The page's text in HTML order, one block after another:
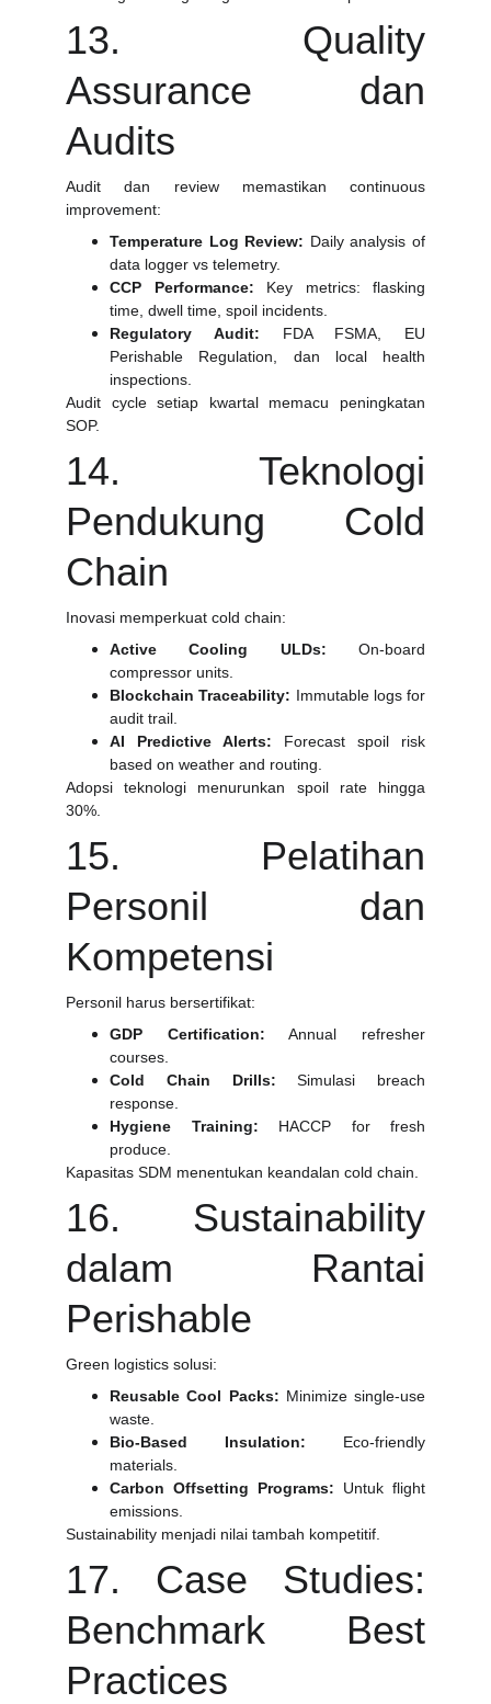
13. Quality
Assurance dan
Audits
Audit dan review memastikan continuous
improvement:
Temperature Log Review: Daily analysis of
data logger vs telemetry.
CCP Performance: Key metrics: flasking
time, dwell time, spoil incidents.
Regulatory Audit: FDA FSMA, EU
Perishable Regulation, dan local health
inspections.
Audit cycle setiap kwartal memacu peningkatan
SOP.
14. Teknologi
Pendukung Cold
Chain
Inovasi memperkuat cold chain:
Active Cooling ULDs: On-board
compressor units.
Blockchain Traceability: Immutable logs for
audit trail.
AI Predictive Alerts: Forecast spoil risk
based on weather and routing.
Adopsi teknologi menurunkan spoil rate hingga
30%.
15. Pelatihan
Personil dan
Kompetensi
Personil harus bersertifikat:
GDP Certification: Annual refresher
courses.
Cold Chain Drills: Simulasi breach
response.
Hygiene Training: HACCP for fresh
produce.
Kapasitas SDM menentukan keandalan cold chain.
16. Sustainability
dalam Rantai
Perishable
Green logistics solusi:
Reusable Cool Packs: Minimize single-use
waste.
Bio-Based Insulation: Eco-friendly
materials.
Carbon Offsetting Programs: Untuk flight
emissions.
Sustainability menjadi nilai tambah kompetitif.
17. Case Studies:
Benchmark Best
Practices